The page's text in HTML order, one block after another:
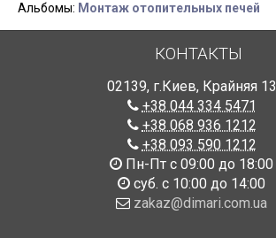
Альбомы: Монтаж отопительных печей
КОНТАКТЫ
02139, г.Киев, Крайняя 13
+38 044 334 5471
+38 068 936 1212
+38 093 590 1212
Пн-Пт с 09:00 до 18:00
суб. с 10:00 до 14:00
zakaz@dimari.com.ua